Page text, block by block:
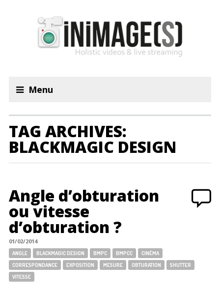
Menu
TAG ARCHIVES:
BLACKMAGIC DESIGN
Angle d’obturation
ou vitesse
d’obturation ?
01/02/2014
Tags:
ANGLE BLACKMAGIC DESIGN BMPC BMPCC
CINÉMA
CORRESPONDANCE
EXPOSITION MESURE OBTURATION
SHUTTER
VITESSE